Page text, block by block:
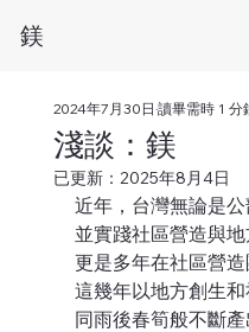
​鎂
淺談：鎂
2024年7月30日 讀畢需時 1 分
已更新： 2025年8月4日
近年，台灣無論是
並實踐社區營造與
更是多年在社區營
這幾年以地方創生
同雨後春筍般不斷產